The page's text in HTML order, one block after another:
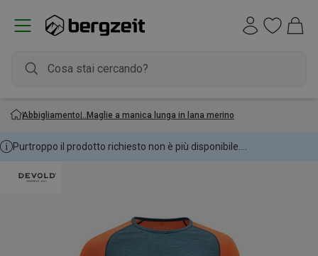
Abbigliamento Maglie a manica lunga in lana merino
Purtroppo il prodotto richiesto non è più disponibile....